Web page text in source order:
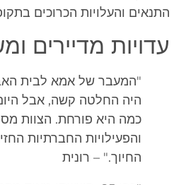
התנאים והעלויות הכרוכים
עדויות מדיירים
"המעבר של אמא לבית
היה החלטה קשה, אבל
כמה היא פורחת. הצוות
והפעילויות החברתיות
החיוך." – רונית